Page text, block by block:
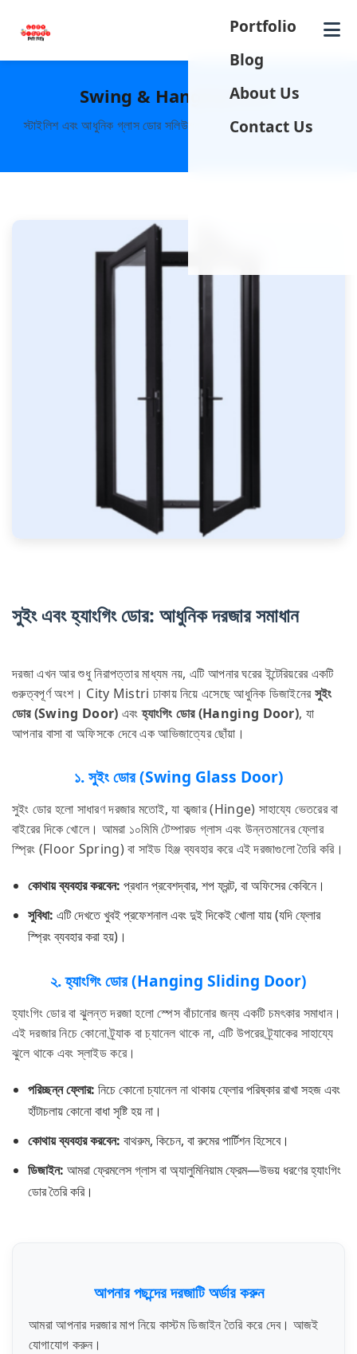
Portfolio
Blog
About Us
Contact Us
Swing & Hanging Door
স্টাইলিশ এবং আধুনিক গ্লাস ডোর সলিউশন।
সুইং এবং হ্যাংগিং ডোর: আধুনিক দরজার সমাধান
দরজা এখন আর শুধু নিরাপত্তার মাধ্যম নয়, এটি আপনার ঘরের ইন্টেরিয়রের একটি
গুরুত্বপূর্ণ অংশ। City Mistri ঢাকায় নিয়ে এসেছে আধুনিক ডিজাইনেরসুইং
ডোর (Swing Door) এবংহ্যাংগিং ডোর (Hanging Door), যা
আপনার বাসা বা অফিসকে দেবে এক আভিজাত্যের ছোঁয়া।
১. সুইং ডোর (Swing Glass Door)
সুইং ডোর হলো সাধারণ দরজার মতোই, যা কব্জার (Hinge) সাহায্যে ভেতরের বা
বাইরের দিকে খোলে। আমরা ১০মিমি টেম্পারড গ্লাস এবং উন্নতমানের ফ্লোর
স্প্রিং (Floor Spring) বা সাইড হিঞ্জ ব্যবহার করে এই দরজাগুলো তৈরি করি।
কোথায় ব্যবহার করবেন: প্রধান প্রবেশদ্বার, শপ ফ্রন্ট, বা অফিসের কেবিনে।
সুবিধা: এটি দেখতে খুবই প্রফেশনাল এবং দুই দিকেই খোলা যায় (যদি ফ্লোর
স্প্রিং ব্যবহার করা হয়)।
২. হ্যাংগিং ডোর (Hanging Sliding Door)
হ্যাংগিং ডোর বা ঝুলন্ত দরজা হলো স্পেস বাঁচানোর জন্য একটি চমৎকার সমাধান।
এই দরজার নিচে কোনো ট্র্যাক বা চ্যানেল থাকে না, এটি উপরের ট্র্যাকের সাহায্যে
ঝুলে থাকে এবং স্লাইড করে।
পরিচ্ছন্ন ফ্লোর: নিচে কোনো চ্যানেল না থাকায় ফ্লোর পরিষ্কার রাখা সহজ এবং
হাঁটাচলায় কোনো বাধা সৃষ্টি হয় না।
কোথায় ব্যবহার করবেন: বাথরুম, কিচেন, বা রুমের পার্টিশন হিসেবে।
ডিজাইন: আমরা ফ্রেমলেস গ্লাস বা অ্যালুমিনিয়াম ফ্রেম—উভয় ধরণের হ্যাংগিং
ডোর তৈরি করি।
আপনার পছন্দের দরজাটি অর্ডার করুন
আমরা আপনার দরজার মাপ নিয়ে কাস্টম ডিজাইন তৈরি করে দেব। আজই
যোগাযোগ করুন।